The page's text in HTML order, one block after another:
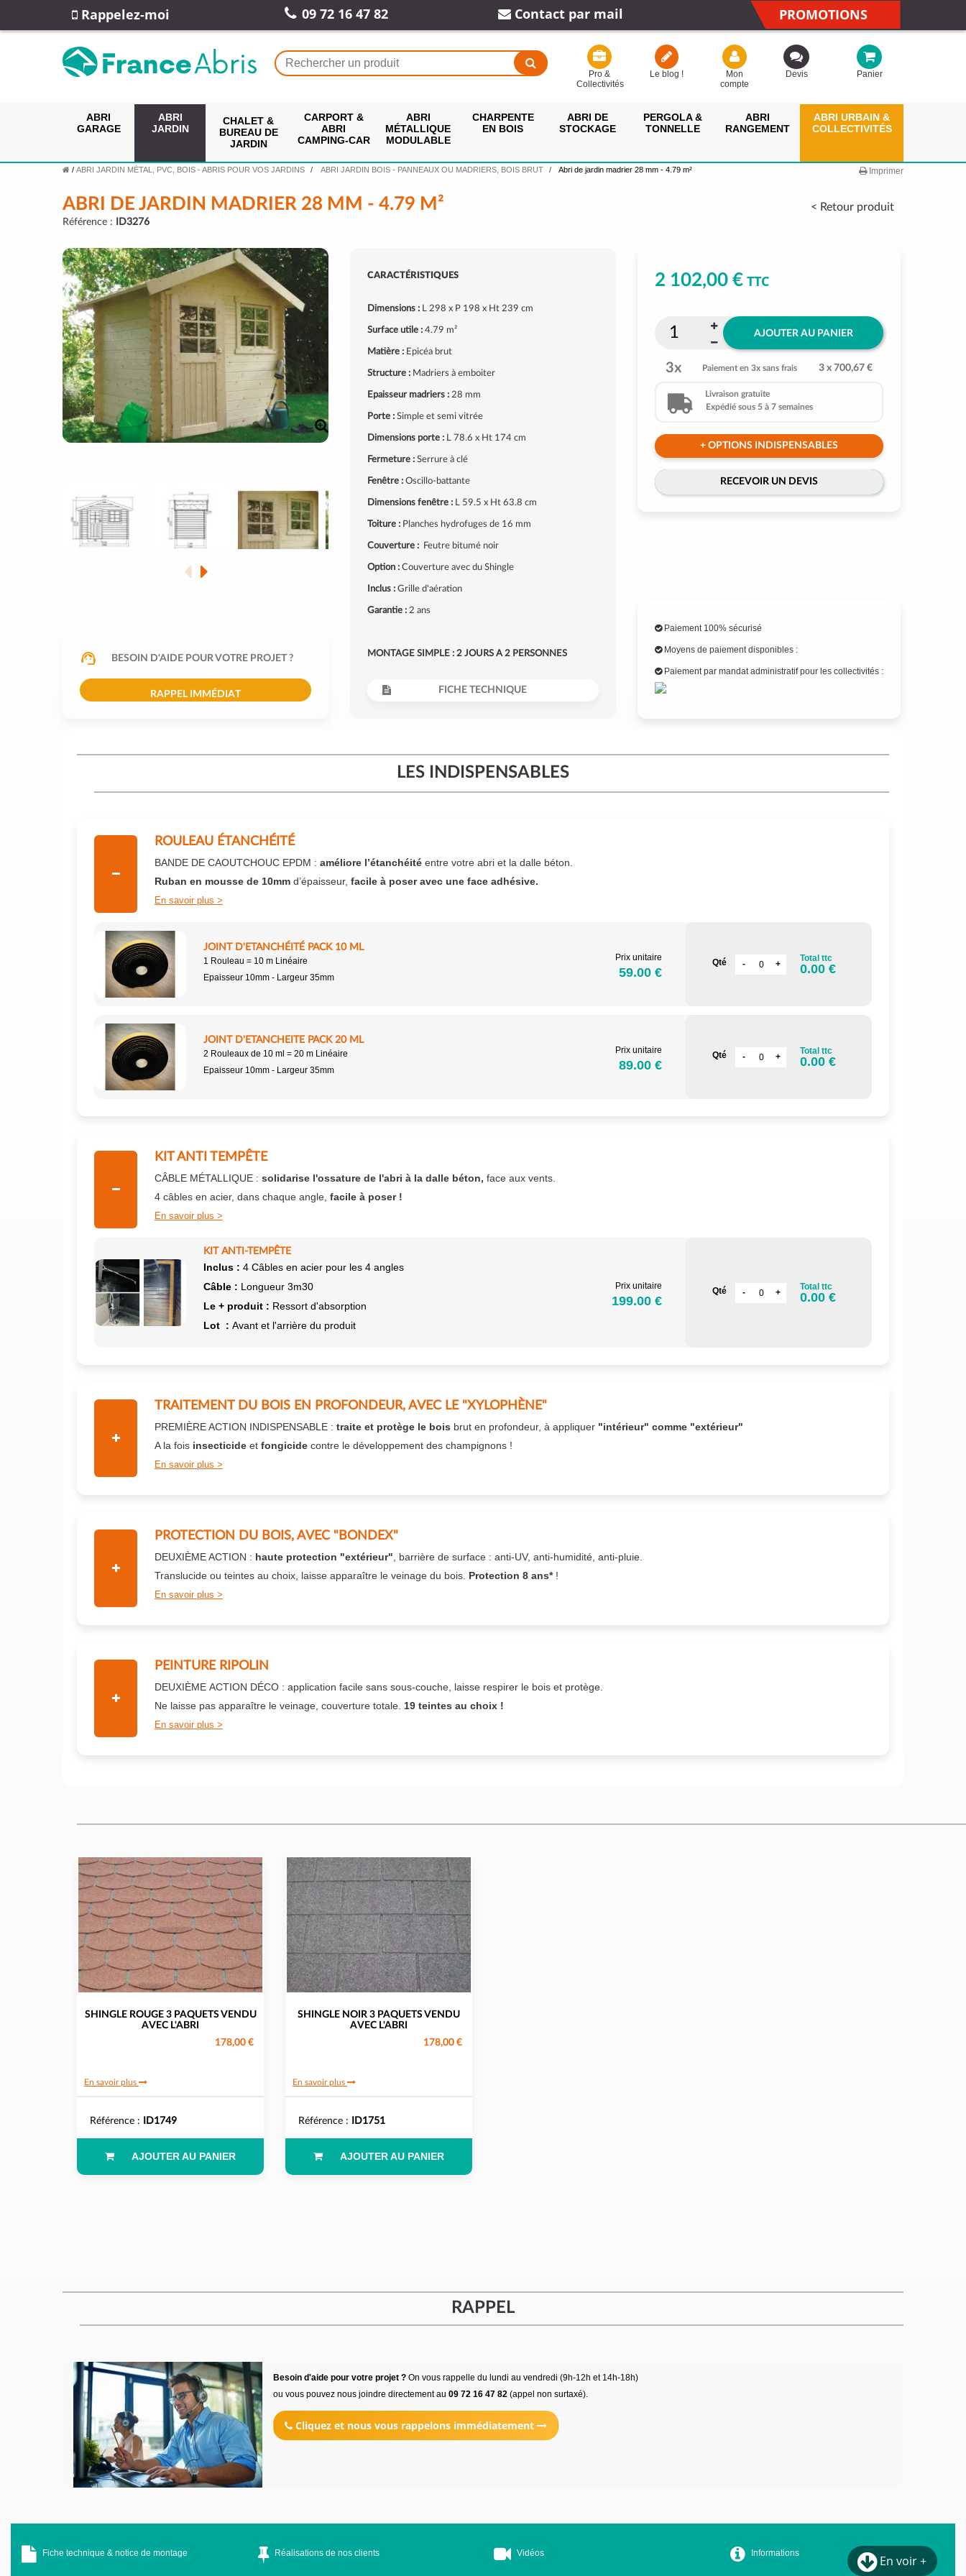
Rappelez-moi 09 72 16 47 82 Contact par mail PROMOTIONS
Pro &
Collectivités
Le blog !
Mon
compte
Devis Panier
ABRI
GARAGE
ABRI
JARDIN
CHALET &
BUREAU DE
JARDIN
CARPORT &
ABRI
CAMPING-CAR
ABRI
MÉTALLIQUE
MODULABLE
CHARPENTE
EN BOIS
ABRI DE
STOCKAGE
PERGOLA &
TONNELLE
ABRI
RANGEMENT
ABRI URBAIN &
COLLECTIVITÉS
/ ABRI JARDIN MÉTAL, PVC, BOIS - ABRIS POUR VOS JARDINS ABRI JARDIN BOIS - PANNEAUX OU MADRIERS, BOIS BRUT Abri de jardin madrier 28 mm - 4.79 m² Imprimer
< Retour produit
ABRI DE JARDIN MADRIER 28 MM - 4.79 M²
Référence : ID3276
BESOIN D'AIDE POUR VOTRE PROJET ?
RAPPEL IMMÉDIAT
CARACTÉRISTIQUES
Dimensions :L 298 x P 198 x Ht 239 cm
Surface utile :4.79 m²
Matière :Epicéa brut
Structure :Madriers à emboiter
Epaisseur madriers : 28 mm
Porte :Simple et semi vitrée
Dimensions porte :L 78.6 x Ht 174 cm
Fermeture :Serrure à clé
Fenêtre : Oscillo-battante
Dimensions fenêtre :L 59.5 x Ht 63.8 cm
Toiture :Planches hydrofuges de 16 mm
Couverture : Feutre bitumé noir
Option :Couverture avec du Shingle
Inclus :Grille d'aération
Garantie :2 ans
MONTAGE SIMPLE : 2 JOURS A 2 PERSONNES
FICHE TECHNIQUE
2 102,00 €TTC
AJOUTER AU PANIER
3x Paiement en 3x sans frais 3 x 700,67 €
Livraison gratuite
Expédié sous 5 à 7 semaines
+ OPTIONS INDISPENSABLES
RECEVOIR UN DEVIS
Paiement 100% sécurisé
Moyens de paiement disponibles :
Paiement par mandat administratif pour les collectivités :
LES INDISPENSABLES
ROULEAU ÉTANCHÉITÉ
BANDE DE CAOUTCHOUC EPDM : améliore l’étanchéité entre votre abri et la dalle béton.
Ruban en mousse de 10mm d’épaisseur, facile à poser avec une face adhésive.
En savoir plus
JOINT D'ETANCHÉITÉ PACK 10 ML
1 Rouleau = 10 m Linéaire
Epaisseur 10mm - Largeur 35mm
Prix unitaire
59.00 €
Qté Total ttc
0.00 €
JOINT D'ETANCHEITE PACK 20 ML
2 Rouleaux de 10 ml = 20 m Linéaire
Epaisseur 10mm - Largeur 35mm
Prix unitaire
89.00 €
Qté Total ttc
0.00 €
KIT ANTI TEMPÊTE
CÂBLE MÉTALLIQUE : solidarise l'ossature de l'abri à la dalle béton, face aux vents.
4 câbles en acier, dans chaque angle, facile à poser !
En savoir plus
KIT ANTI-TEMPÊTE
Inclus : 4 Câbles en acier pour les 4 angles
Câble : Longueur 3m30
Le + produit : Ressort d'absorption
Lot : Avant et l'arrière du produit
Prix unitaire
199.00 €
Qté Total ttc
0.00 €
TRAITEMENT DU BOIS EN PROFONDEUR, AVEC LE "XYLOPHÈNE"
PREMIÈRE ACTION INDISPENSABLE : traite et protège le bois brut en profondeur, à appliquer "intérieur" comme "extérieur"
A la fois insecticide et fongicide contre le développement des champignons !
En savoir plus
PROTECTION DU BOIS, AVEC "BONDEX"
DEUXIÈME ACTION : haute protection "extérieur" , barrière de surface : anti-UV, anti-humidité, anti-pluie.
Translucide ou teintes au choix, laisse apparaître le veinage du bois. Protection 8 ans*!
En savoir plus
PEINTURE RIPOLIN
DEUXIÈME ACTION DÉCO : application facile sans sous-couche, laisse respirer le bois et protège.
Ne laisse pas apparaître le veinage, couverture totale. 19 teintes au choix !
En savoir plus
SHINGLE ROUGE 3 PAQUETS VENDU
AVEC L'ABRI
178,00 €
En savoir plus
Référence : ID1749
AJOUTER AU PANIER
SHINGLE NOIR 3 PAQUETS VENDU
AVEC L'ABRI
178,00 €
En savoir plus
Référence : ID1751
AJOUTER AU PANIER
RAPPEL
Besoin d'aide pour votre projet ?On vous rappelle du lundi au vendredi (9h-12h et 14h-18h)
ou vous pouvez nous joindre directement au 09 72 16 47 82(appel non surtaxé).
Cliquez et nous vous rappelons immédiatement
En voir +
Fiche technique & notice de montage Réalisations de nos clients Vidéos Informations